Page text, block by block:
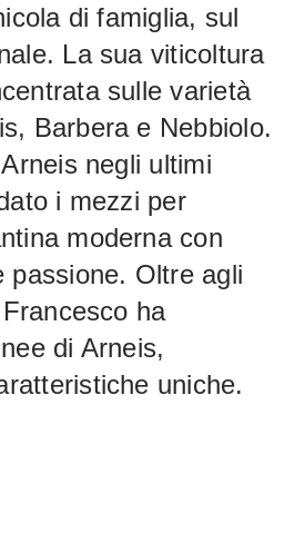
di famiglia, sul
La sua viticoltura
sulle varietà
Barbera e Nebbiolo.
negli ultimi
i mezzi per
moderna con
passione. Oltre agli
ha
di Arneis,
uniche.